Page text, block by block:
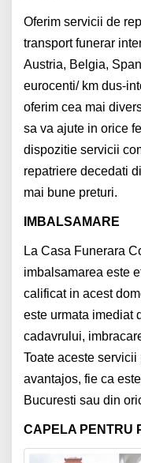
Oferim servicii de
transport funerar
Austria, Belgia,
eurocenti/ km dus-
oferim cea mai
sa va ajute in orice
dispozitie servicii
repatriere decedati
mai bune preturi.
IMBALSAMARE
La Casa Funerara
imbalsamarea este
calificat in acest
este urmata imediat
cadavrului,
Toate aceste
avantajos, fie ca
Bucuresti sau din
CAPELA PENTRU